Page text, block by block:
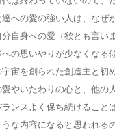
への愛の強い人は、なぜ
自身への愛（欲とも言い
の思いやりが少なくなる
宙を創られた創造主と初
やいたわりの心と、他の
ンスよく保ち続けること
な内容になると思われる